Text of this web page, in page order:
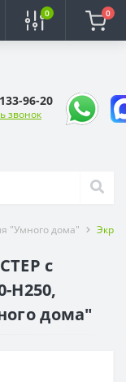
0 0
96-20
звонок
"Умного дома"
с
H250,
дома"